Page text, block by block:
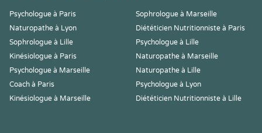
Psychologue à Paris
Sophrologue à Marseille
Naturopathe à Lyon
Diététicien Nutritionniste à Paris
Sophrologue à Lille
Psychologue à Lille
Kinésiologue à Paris
Naturopathe à Marseille
Psychologue à Marseille
Naturopathe à Lille
Coach à Paris
Psychologue à Lyon
Kinésiologue à Marseille
Diététicien Nutritionniste à Lille